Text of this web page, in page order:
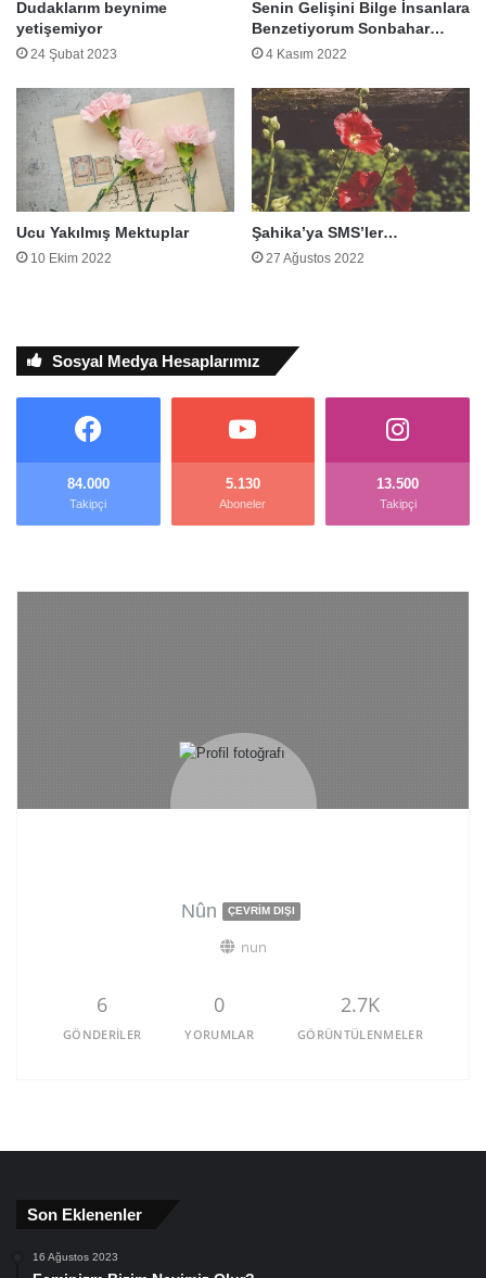
Dudaklarım beynime
yetişemiyor
24 Şubat 2023
Senin Gelişini Bilge İnsanlara
Benzetiyorum Sonbahar…
4 Kasım 2022
Ucu Yakılmış Mektuplar
10 Ekim 2022
Şahika’ya SMS’ler…
27 Ağustos 2022
Sosyal Medya Hesaplarımız
84.000
Takipçi
5.130
Aboneler
13.500
Takipçi
Nûn ÇEVRIM DIŞI
nun
6
GÖNDERILER
0
YORUMLAR
2.7K
GÖRÜNTÜLENMELER
Son Eklenenler
16 Ağustos 2023